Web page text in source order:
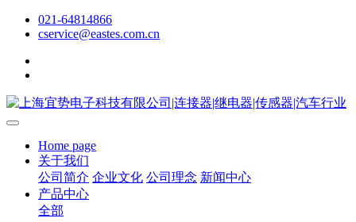
021-64814866
cservice@eastes.com.cn
Home page
关于我们
公司简介 企业文化 公司理念 新闻中心
产品中心
全部